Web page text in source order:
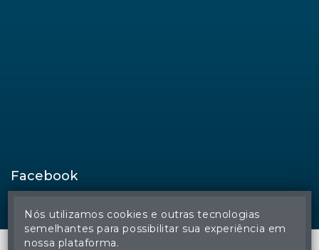
Facebook
Nós utilizamos cookies e outras tecnologias
semelhantes para possibilitar sua experiência em
nossa plataforma.